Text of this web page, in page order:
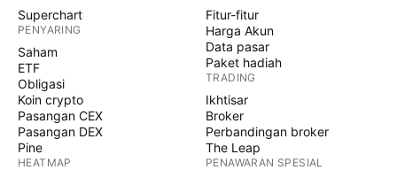
Superchart
PENYARING
Saham
ETF
Obligasi
Koin crypto
Pasangan CEX
Pasangan DEX
Pine
HEATMAP
Fitur-fitur
Harga Akun
Data pasar
Paket hadiah
TRADING
Ikhtisar
Broker
Perbandingan broker
The Leap
PENAWARAN SPESIAL